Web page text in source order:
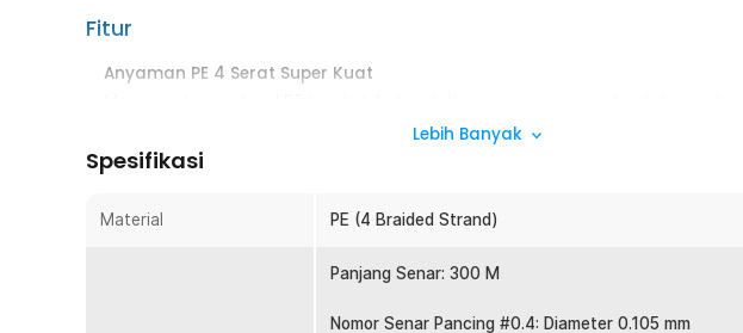
Fitur
Anyaman PE 4 Serat Super Kuat
tahan tinggi saat melawan ikan agresif. Struktur ini membantu mengurangi risiko
tarikan mendadak. Cocok digunakan sebagai senar pancing harian maupun trip
Karakter low stretch membuat getaran kecil dari umpan atau gigitan ikan lebih
casting, jigging, maupun bottom fishing.
Lebih Banyak
Spesifikasi
Material PE (4 Braided Strand)
Panjang Senar: 300 M
Nomor Senar Pancing #0.4: Diameter 0.105 mm